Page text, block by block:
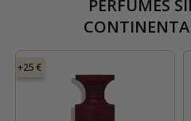
PERFUMES
+25 €